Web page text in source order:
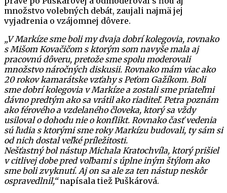
množstvo volebných debát, zaujali najmä jej
vyjadrenia o vzájomnej dôvere.
„V Markíze sme boli my dvaja dobrí kolegovia, rovnako
s Mišom Kovačičom s ktorým som navyše mala aj
pracovnú dôveru, pretože sme spolu moderovali
množstvo náročných diskusii. Rovnako mám viac ako
20 rokov kamarátske vzťahy s Peťom Gažíkom. Boli
sme dobrí kolegovia v Markíze a zostali sme priateľmi
dávno predtým ako sa vrátil ako riaditeľ. Petra poznám
ako férového a vzdelaného človeka, ktorý sa vždy
usiloval o dohodu nie o konflikt. Rovnako časť vedenia
sú ľudia s ktorými sme roky Markízu budovali, ty sám si
od nich dostal veľké príležitosti.
Nešťastný bol nástup Michala Kratochvíla, ktorý prišiel
v citlivej dobe pred voľbami s úplne iným štýlom ako
sme boli zvyknutí. Aj on sa ale za ten nástup neskôr
ospravedlnil,“napísala tiež Puškárová.